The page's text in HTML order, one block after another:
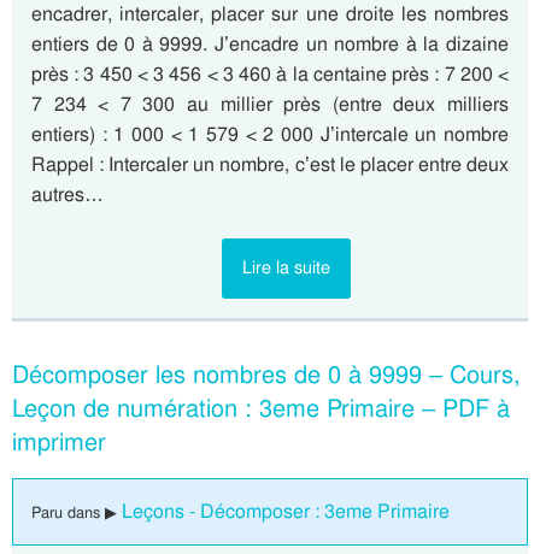
encadrer, intercaler, placer sur une droite les nombres
entiers de 0 à 9999. J’encadre un nombre à la dizaine
près : 3 450 < 3 456 < 3 460 à la centaine près : 7 200 <
7 234 < 7 300 au millier près (entre deux milliers
entiers) : 1 000 < 1 579 < 2 000 J’intercale un nombre
Rappel : Intercaler un nombre, c’est le placer entre deux
autres…
Lire la suite
Décomposer les nombres de 0 à 9999 – Cours,
Leçon de numération : 3eme Primaire – PDF à
imprimer
Paru dans ▶ Leçons - Décomposer : 3eme Primaire